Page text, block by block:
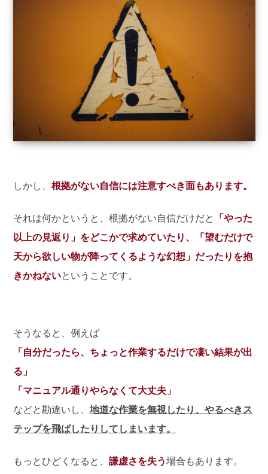
しかし、根拠がない自信には注意すべき面もあります。
それは何かというと、根拠がない自信だけだと 「やった
以上の見返り」をどこかで求めていたり、「望むだけで
天から欲しい物が降ってくるような幻想」だったりを抱
きかねないということです。
そうなると、例えば
「自分だったら、ちょっと作業するだけで凄い結果が出
る」
「マニュアル通りやらなくて大丈夫」
などと勘違いし、地道な作業を無視したり、やるべきス
テップを飛ばしたりしてしまいます。
もっとひどくなると、謙虚さを失う場合もあります。